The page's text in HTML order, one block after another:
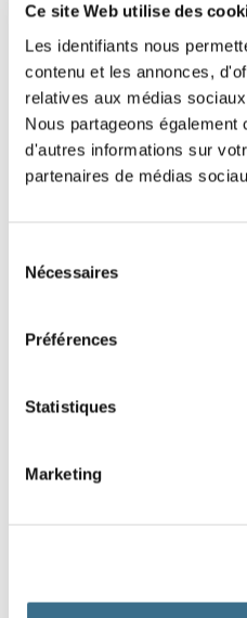
Ce site Web utilise des
Les identifiants nous
contenu et les annonces,
relatives aux médias
Nous partageons également
d'autres informations sur
partenaires de médias
Nécessaires
Préférences
Statistiques
Marketing